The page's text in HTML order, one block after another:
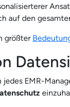
auf den
größter
jedes EMR-